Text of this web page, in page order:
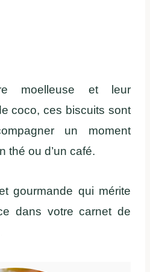
moelleuse et leur
coco, ces biscuits sont
un moment
thé ou d’un café.
gourmande qui mérite
dans votre carnet de